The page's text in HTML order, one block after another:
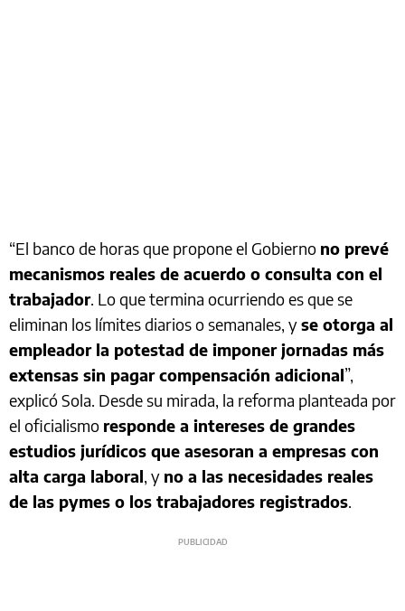
“El banco de horas que propone el Gobierno no prevé
mecanismos reales de acuerdo o consulta con el
trabajador. Lo que termina ocurriendo es que se
eliminan los límites diarios o semanales, yse otorga al
empleador la potestad de imponer jornadas más
extensas sin pagar compensación adicional”,
explicó Sola. Desde su mirada, la reforma planteada por
el oficialismo responde a intereses de grandes
estudios jurídicos que asesoran a empresas con
alta carga laboral, y no a las necesidades reales
de las pymes o los trabajadores registrados.